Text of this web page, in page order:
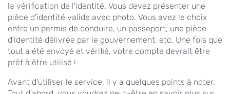
la vérification de l'identité. Vous devez présenter une
pièce d'identité valide avec photo. Vous avez le choix
entre un permis de conduire, un passeport, une pièce
d'identité délivrée par le gouvernement, etc. Une fois que
tout a été envoyé et vérifié, votre compte devrait être
prêt à être utilisé !
Avant d'utiliser le service, il y a quelques points à noter.